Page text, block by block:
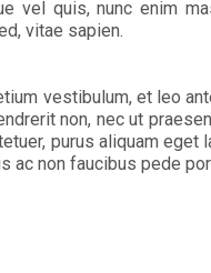
vel quis, nunc enim
vitae sapien.
vestibulum, et leo
non, nec ut
purus aliquam eget
ac non faucibus pede